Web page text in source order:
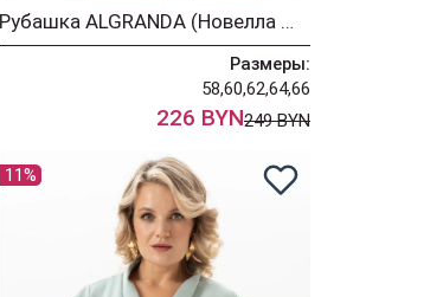
Рубашка ALGRANDA (Новелла Шарм) 4066-8-4
Размеры:
58,60,62,64,66
226 BYN249 BYN
11%